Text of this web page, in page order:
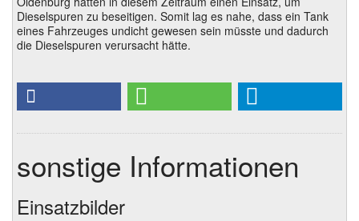
Dieselspuren zu beseitigen. Somit lag es nahe, dass ein Tank
eines Fahrzeuges undicht gewesen sein müsste und dadurch
die Dieselspuren verursacht hätte.
sonstige Informationen
Einsatzbilder